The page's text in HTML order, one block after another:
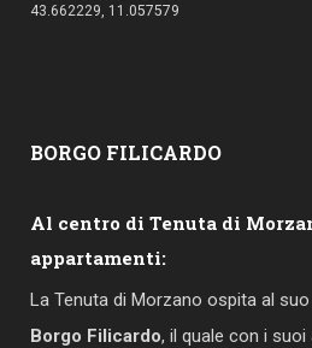
43.662229, 11.057579
BORGO FILICARDO
Al centro di Tenuta di
appartamenti:
La Tenuta di Morzano ospita al
Borgo Filicardo, il quale con i